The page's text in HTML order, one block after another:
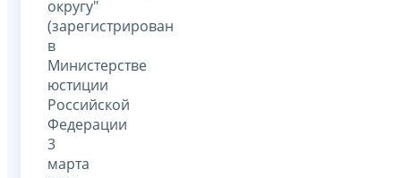
округу"
(зарегистрирован
в
Министерстве
юстиции
Российской
Федерации
3
марта